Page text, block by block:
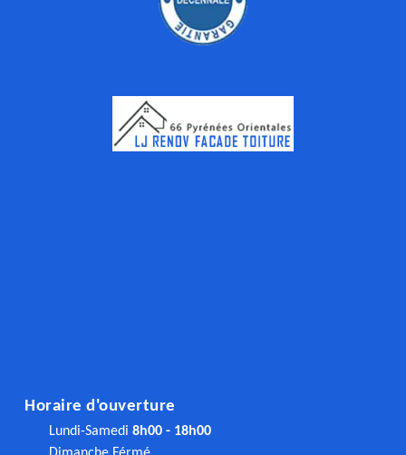
Horaire d'ouverture
Lundi-Samedi 8h00 - 18h00